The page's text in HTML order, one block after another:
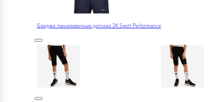
Бриджи тренировочные детские 2K Sport Performance